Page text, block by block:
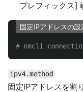
プレフィックス]
固定IPアドレスの設
# nmcli
ipv4.method
固定IPアドレスを割